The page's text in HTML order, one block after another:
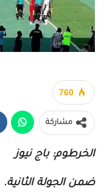
760
مشاركة
الخرطوم: باج نيوز
ضمن الجولة الثانية.